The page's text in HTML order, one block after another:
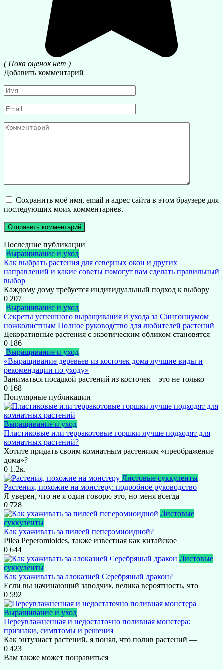
( Пока оценок нет )
Добавить комментарий
Имя
*
Email
*
Комментарий
Сохранить моё имя, email и адрес сайта в этом браузере для
последующих моих комментариев.
Последние публикации
Выращивание и уход
Как выбрать растения для северных окон и других
направлений и какие советы помогут вам сделать правильный
выбор
Каждому дому требуется индивидуальный подход к выбору
0 207
Выращивание и уход
Секреты успешного выращивания и ухода за Сингониумом
ножколистным Полное руководство для любителей растений
Декоративные растения с экзотическим обликом становятся
0 186
Выращивание и уход
«Выращивание деревьев из косточек дома лучшие виды и
рекомендации по уходу»
Заниматься посадкой растений из косточек – это не только
0 168
Популярные публикации
Выращивание и уход
Пластиковые или терракотовые горшки лучше подходят для
комнатных растений?
Хотите придать своим комнатным растениям «преображение
дома»?
0 1.2к.
Листовые суккуленты
Растения, похожие на монстеру: подробное руководство
Я уверен, что не я один говорю это, но меня всегда
0 728
Листовые
суккуленты
Как ухаживать за пилеей пеперомиоидной?
Pilea Peperomioides, также известная как китайское
0 644
Листовые
суккуленты
Как ухаживать за алоказией Серебряный дракон?
Если вы начинающий заводчик, велика вероятность, что
0 592
Выращивание и уход
Переувлажненная и недостаточно поливная монстера:
признаки, симптомы и решения
Как энтузиаст растений, я понял, что полив растений —
0 423
Вам также может понравиться